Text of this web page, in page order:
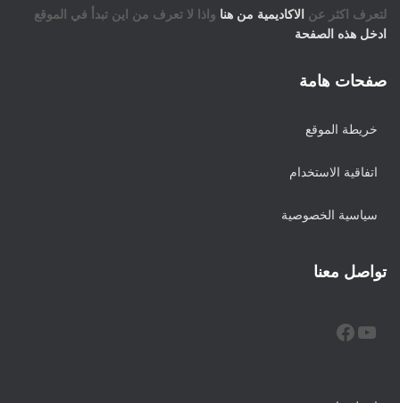
لتعرف اكثر عن
الاكاديمية من هنا واذا لا تعرف من اين تبدأ في الموقع
ادخل هذه الصفحة
صفحات هامة
خريطة الموقع
اتفاقية الاستخدام
سياسية الخصوصية
تواصل معنا
YOUTUBE